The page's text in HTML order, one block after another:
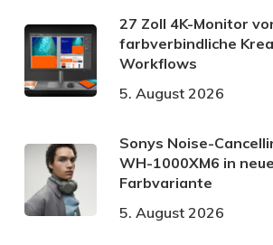
27 Zoll 4K-Monitor
farbverbindliche
Workflows
5. August 2026
Sonys Noise-
WH-1000XM6 in
Farbvariante
5. August 2026